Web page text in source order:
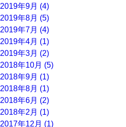
2019年9月 (4)
2019年8月 (5)
2019年7月 (4)
2019年4月 (1)
2019年3月 (2)
2018年10月 (5)
2018年9月 (1)
2018年8月 (1)
2018年6月 (2)
2018年2月 (1)
2017年12月 (1)